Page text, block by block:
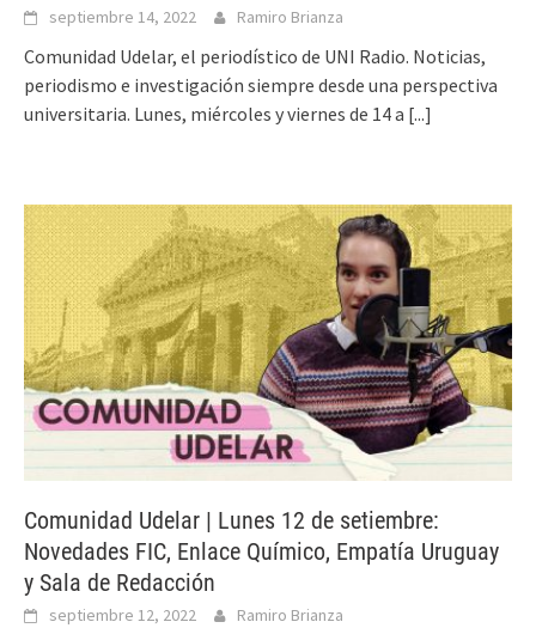
septiembre 14, 2022 Ramiro Brianza
Comunidad Udelar, el periodístico de UNI Radio. Noticias,
periodismo e investigación siempre desde una perspectiva
universitaria. Lunes, miércoles y viernes de 14 a [...]
Comunidad Udelar | Lunes 12 de setiembre:
Novedades FIC, Enlace Químico, Empatía Uruguay
y Sala de Redacción
septiembre 12, 2022 Ramiro Brianza